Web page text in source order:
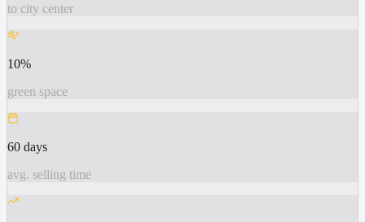
to city center
10%
green space
60 days
avg. selling time